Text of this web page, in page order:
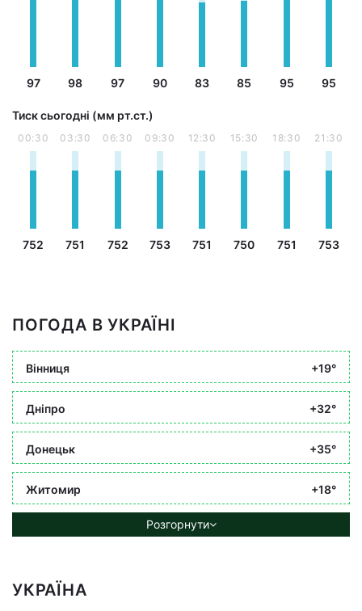
97 98 97 90 83 85 95 95
Тиск сьогодні (мм рт.ст.)
00:30
752
03:30
751
06:30
752
09:30
753
12:30
751
15:30
750
18:30
751
21:30
753
ПОГОДА В УКРАЇНІ
Вінниця +19°
Дніпро +32°
Донецьк +35°
Житомир +18°
Розгорнути
УКРАЇНА